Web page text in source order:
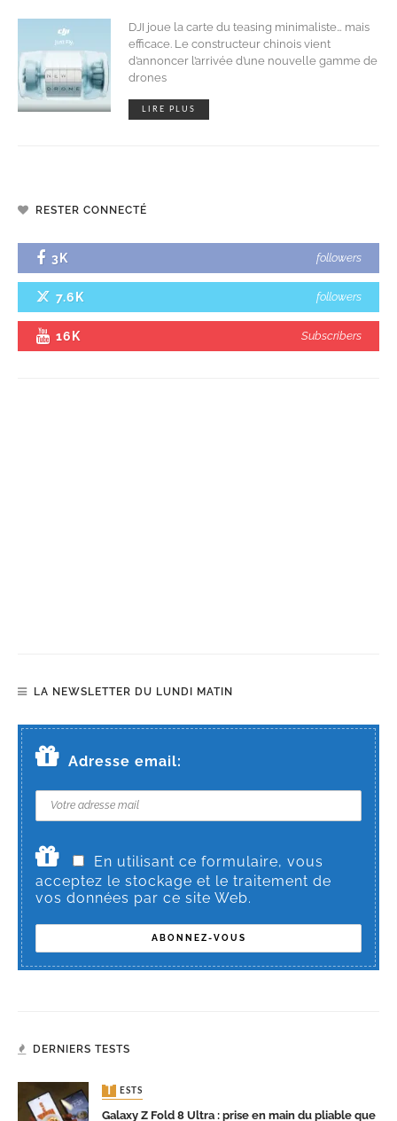
DJI joue la carte du teasing minimaliste… mais
efficace. Le constructeur chinois vient
d’annoncer l’arrivée d’une nouvelle gamme de
drones
LIRE PLUS
RESTER CONNECTÉ
3K followers
7.6K followers
16K Subscribers
LA NEWSLETTER DU LUNDI MATIN
Adresse email:
En utilisant ce formulaire, vous
acceptez le stockage et le traitement de
vos données par ce site Web.
DERNIERS TESTS
TESTS
Galaxy Z Fold 8 Ultra : prise en main du pliable que